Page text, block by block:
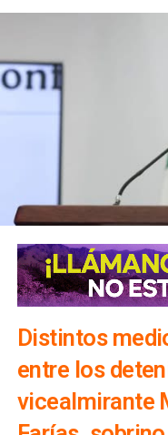
Distintos
entre los
vicealmirante